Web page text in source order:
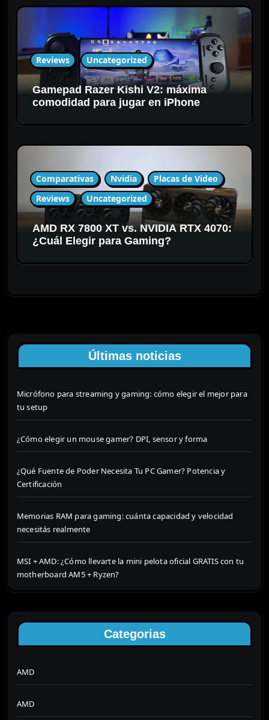
Reviews Uncategorized
Gamepad Razer Kishi V2: máxima
comodidad para jugar en iPhone
Comparativas Nvidia
Placas de Video
Reviews
Uncategorized
AMD RX 7800 XT vs. NVIDIA RTX 4070:
¿Cuál Elegir para Gaming?
Últimas noticias
Micrófono para streaming y gaming: cómo elegir el mejor para
tu setup
¿Cómo elegir un mouse gamer? DPI, sensor y forma
¿Qué Fuente de Poder Necesita Tu PC Gamer? Potencia y
Certificación
Memorias RAM para gaming: cuánta capacidad y velocidad
necesitás realmente
MSI + AMD: ¿Cómo llevarte la mini pelota oficial GRATIS con tu
motherboard AM5 + Ryzen?
Categorias
AMD
AMD